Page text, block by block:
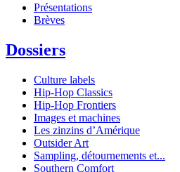
Présentations
Brèves
Dossiers
Culture labels
Hip-Hop Classics
Hip-Hop Frontiers
Images et machines
Les zinzins d’Amérique
Outsider Art
Sampling, détournements et...
Southern Comfort